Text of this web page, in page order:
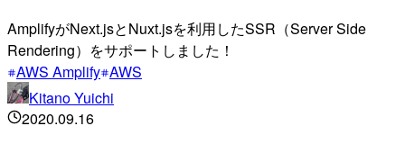
AmplifyがNext.jsとNuxt.jsを利用したSSR（Server Side
Rendering）をサポートしました！
AWS Amplify AWS
Kitano Yuichi
2020.09.16